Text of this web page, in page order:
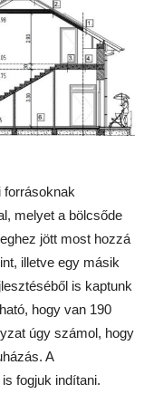
melyet a bölcsőde
jött most hozzá
illetve egy másik
is kaptunk
hogy van 190
úgy számol, hogy
A
fogjuk indítani.